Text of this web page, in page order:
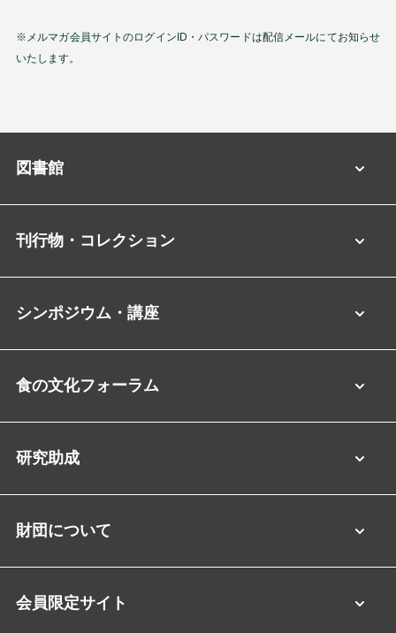
※メルマガ会員サイトのログインID・パスワードは配信メールにてお知らせ
いたします。
図書館
刊行物・コレクション
シンポジウム・講座
食の文化フォーラム
研究助成
財団について
会員限定サイト